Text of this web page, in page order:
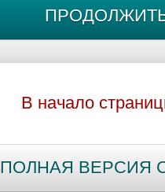
В начало
ПОЛНАЯ ВЕРСИЯ